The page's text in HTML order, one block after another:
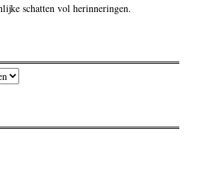
schatten vol herinneringen.